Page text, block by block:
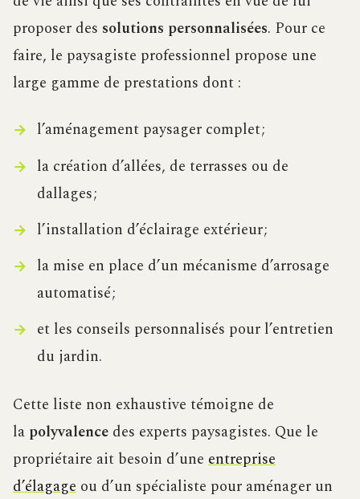
proposer des solutions personnalisées. Pour ce
faire, le paysagiste professionnel propose une
large gamme de prestations dont :
l’aménagement paysager complet ;
la création d’allées, de terrasses ou de
dallages ;
l’installation d’éclairage extérieur ;
la mise en place d’un mécanisme d’arrosage
automatisé ;
et les conseils personnalisés pour l’entretien
du jardin.
Cette liste non exhaustive témoigne de
la polyvalence des experts paysagistes. Que le
propriétaire ait besoin d’une entreprise
d’élagage ou d’un spécialiste pour aménager un